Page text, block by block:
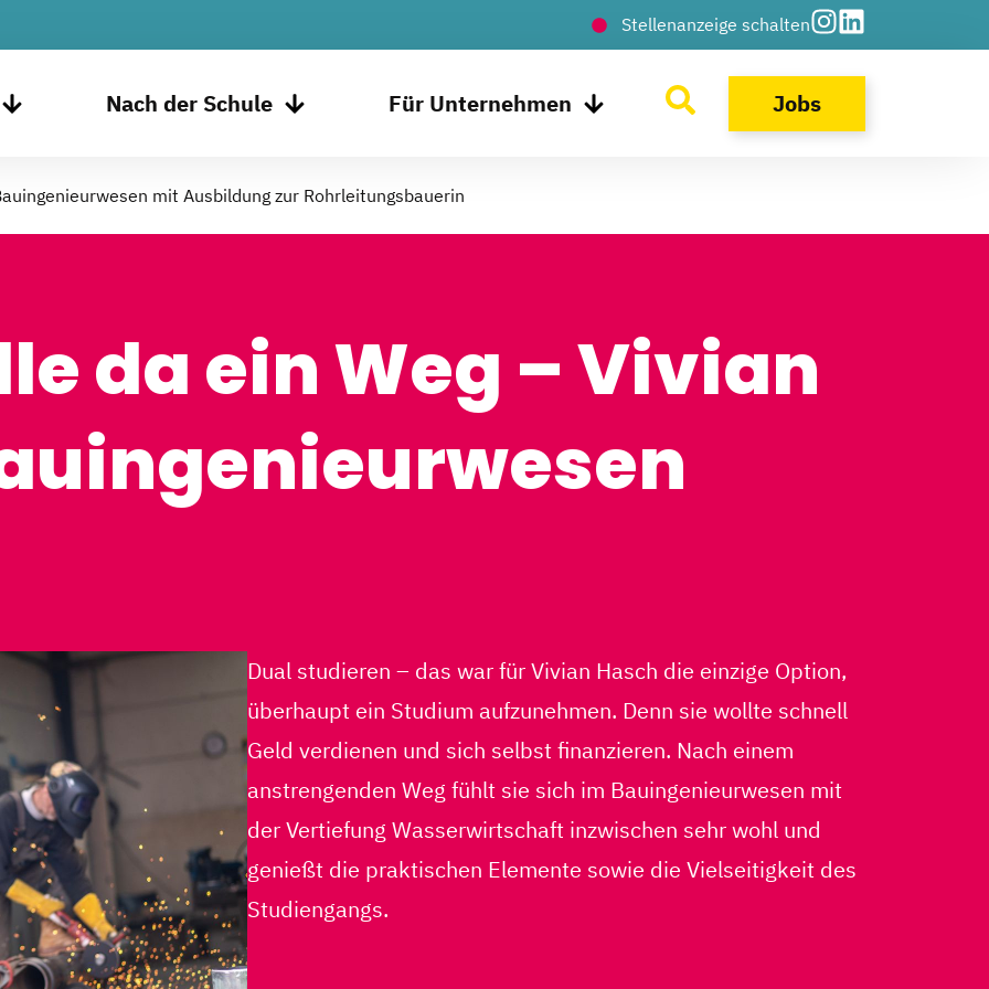
Stellenanzeige schalten
Nach der Schule Für Unternehmen Jobs
mit Ausbildung zur Rohrleitungsbauerin
da ein Weg – Vivian
Dual studieren – das war für Vivian Hasch die einzige Option,
überhaupt ein Studium aufzunehmen. Denn sie wollte schnell
Geld verdienen und sich selbst finanzieren. Nach einem
anstrengenden Weg fühlt sie sich im Bauingenieurwesen mit
der Vertiefung Wasserwirtschaft inzwischen sehr wohl und
genießt die praktischen Elemente sowie die Vielseitigkeit des
Studiengangs.